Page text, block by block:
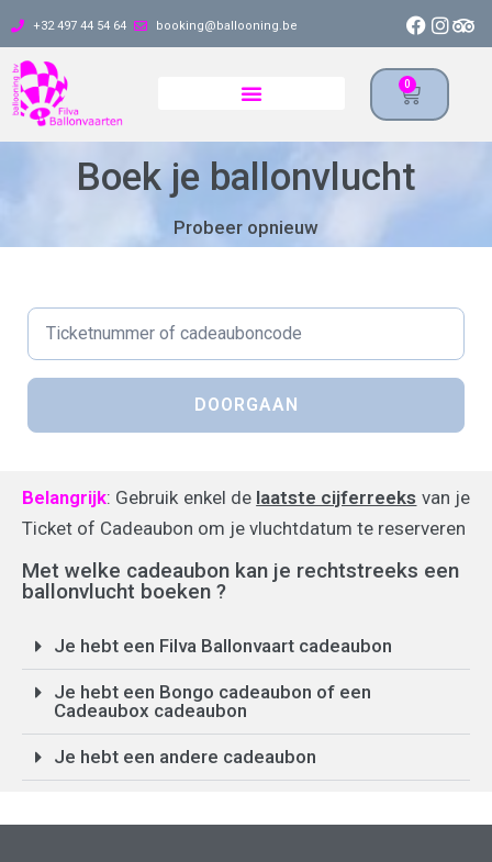
+32 497 44 54 64 booking@ballooning.be
0
Boek je ballonvlucht
Probeer opnieuw
Belangrijk: Gebruik enkel de laatste cijferreeks van je
Ticket of Cadeaubon om je vluchtdatum te reserveren
Met welke cadeaubon kan je rechtstreeks een
ballonvlucht boeken ?
Je hebt een Filva Ballonvaart cadeaubon
Je hebt een Bongo cadeaubon of een
Cadeaubox cadeaubon
Je hebt een andere cadeaubon